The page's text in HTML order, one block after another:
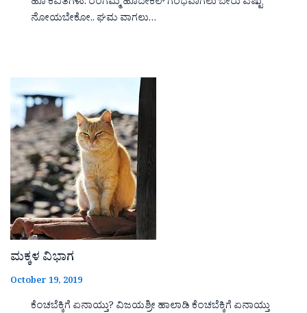
ನೋಯಬೇಕೋ.. ಘಮ ವಾಗಲು…
ಮಕ್ಕಳ ವಿಭಾಗ
October 19, 2019
ಕೆಂಚಬೆಕ್ಕಿಗೆ ಏನಾಯ್ತು? ವಿಜಯಶ್ರೀ ಹಾಲಾಡಿ ಕೆಂಚಬೆಕ್ಕಿಗೆ ಏನಾಯ್ತು